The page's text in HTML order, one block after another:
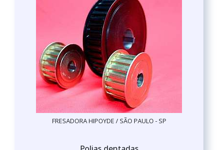
FRESADORA HIPOYDE / SÃO PAULO - SP